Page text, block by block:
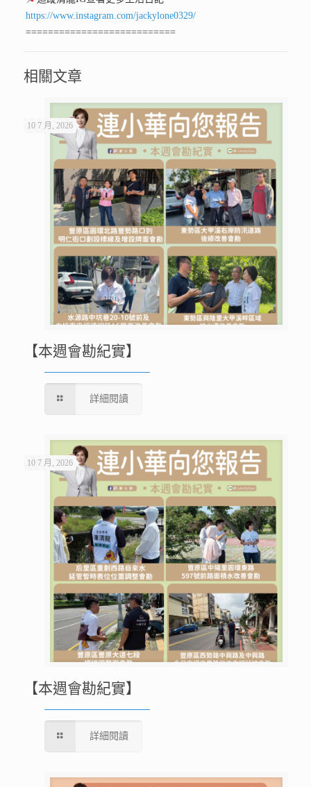
https://www.instagram.com/jackylone0329/
===========================
相關文章
10 7 月, 2026
【本週會勘紀實】
詳細閱讀
10 7 月, 2026
【本週會勘紀實】
詳細閱讀